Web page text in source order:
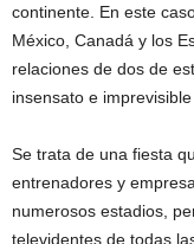
continente. En este
México, Canadá y los
relaciones de dos de
insensato e
Se trata de una fiesta
entrenadores y
numerosos estadios,
televidentes de todas